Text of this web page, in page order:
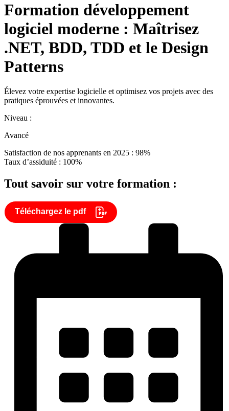
Formation développement
logiciel moderne : Maîtrisez
.NET, BDD, TDD et le Design
Patterns
Élevez votre expertise logicielle et optimisez vos projets avec des
pratiques éprouvées et innovantes.
Niveau :
Avancé
Satisfaction de nos apprenants en 2025 : 98%
Taux d’assiduité : 100%
Tout savoir sur votre formation :
Téléchargez le pdf